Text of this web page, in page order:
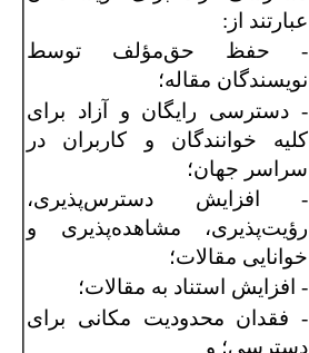
عبارتند از:
- حفظ حق‌مؤلف توسط
نویسندگان مقاله؛
- دسترسی رایگان و آزاد برای
کلیه خوانندگان و کاربران در
سراسر جهان؛
- افزایش دسترس‌پذیری،
رؤیت‌پذیری، مشاهده‌پذیری و
خوانایی مقالات؛
- افزایش استناد به مقالات؛
- فقدان محدودیت مکانی برای
دسترسی؛ و